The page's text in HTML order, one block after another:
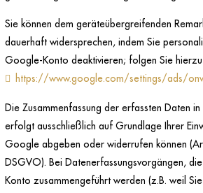
Sie können dem geräteübergreifenden
dauerhaft widersprechen, indem Sie
Google-Konto deaktivieren; folgen Sie hierzu
https://www.google.com/settings/ads/
Die Zusammenfassung der erfassten Daten
erfolgt ausschließlich auf Grundlage Ihrer
Google abgeben oder widerrufen können
DSGVO). Bei Datenerfassungsvorgängen,
Konto zusammengeführt werden (z.B. weil